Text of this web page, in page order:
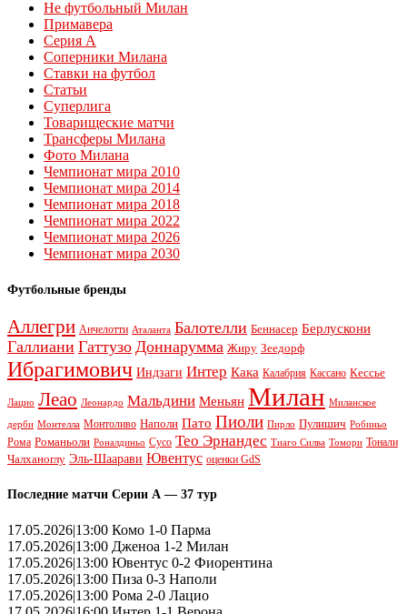
Не футбольный Милан
Примавера
Серия А
Соперники Милана
Ставки на футбол
Статьи
Суперлига
Товарищеские матчи
Трансферы Милана
Фото Милана
Чемпионат мира 2010
Чемпионат мира 2014
Чемпионат мира 2018
Чемпионат мира 2022
Чемпионат мира 2026
Чемпионат мира 2030
Футбольные бренды
Аллегри Анчелотти Аталанта Балотелли Беннасер Берлускони
Галлиани Гаттузо Доннарумма Жиру Зеедорф
Ибрагимович Индзаги Интер Кака Калабрия Кассано Кессье
Лацио Леао Леонардо Мальдини Меньян Милан Миланское
дерби Монтелла Монтоливо Наполи Пато Пиоли Пирло Пулишич Робиньо
Рома Романьоли Роналдиньо Сусо Тео Эрнандес Тиаго Силва Томори Тонали
Чалханоглу Эль-Шаарави Ювентус оценки GdS
Последние матчи Серии А — 37 тур
17.05.2026|13:00 Комо 1-0 Парма
17.05.2026|13:00 Дженоа 1-2 Милан
17.05.2026|13:00 Ювентус 0-2 Фиорентина
17.05.2026|13:00 Пиза 0-3 Наполи
17.05.2026|13:00 Рома 2-0 Лацио